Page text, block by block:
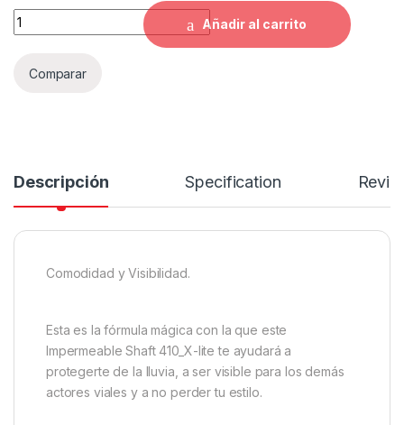
Impermeable SHAFT 401 - N quantity
Añadir al carrito
Comparar
Descripción Specification
Comodidad y Visibilidad.
Esta es la fórmula mágica con la que este
Impermeable Shaft 410_X-lite te ayudará a
protegerte de la lluvia, a ser visible para los demás
actores viales y a no perder tu estilo.